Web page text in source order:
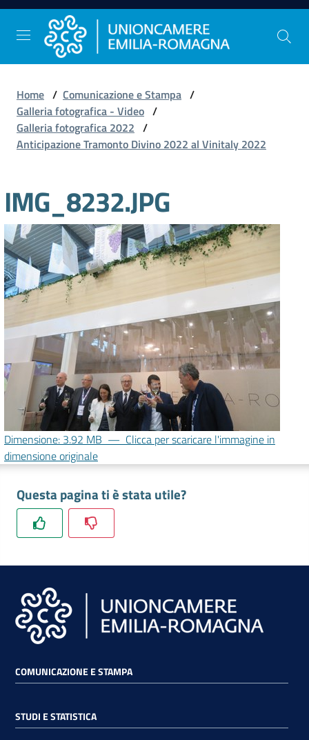
Vai al contenuto
Vai alla navigazione
Vai al footer
Comunicazione
e
Stampa
Studi
e
Statistica
Orientamento
al
lavoro
Promozione
Innovazione
Internazionalizzazione
Imprese
siamo
Seguici
su
Home / Comunicazione e Stampa /
Galleria fotografica - Video /
Galleria fotografica 2022 /
Anticipazione Tramonto Divino 2022 al Vinitaly 2022
IMG_8232.JPG
Dimensione: 3.92 MB — Clicca per scaricare l'immagine in
dimensione originale
Questa pagina ti è stata utile?
COMUNICAZIONE E STAMPA
STUDI E STATISTICA